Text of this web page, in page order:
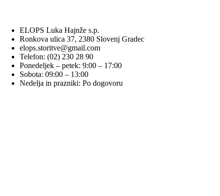
ELOPS Luka Hajnže s.p.
Ronkova ulica 37, 2380 Slovenj Gradec
elops.storitve@gmail.com
Telefon: (02) 230 28 90
Ponedeljek – petek: 9:00 – 17:00
Sobota: 09:00 – 13:00
Nedelja in prazniki: Po dogovoru